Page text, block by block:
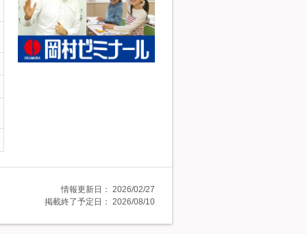
情報更新日： 2026/02/27
掲載終了予定日： 2026/08/10